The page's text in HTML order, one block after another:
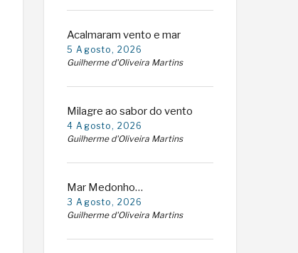
Acalmaram vento e mar
5 Agosto, 2026
Guilherme d'Oliveira Martins
Milagre ao sabor do vento
4 Agosto, 2026
Guilherme d'Oliveira Martins
Mar Medonho…
3 Agosto, 2026
Guilherme d'Oliveira Martins